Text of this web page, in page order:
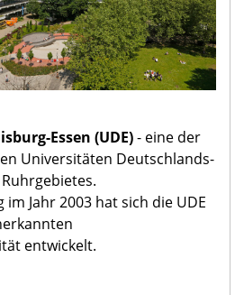
Essen (UDE)- eine der
Universitäten Deutschlands-
Jahr 2003 hat sich die UDE
entwickelt.